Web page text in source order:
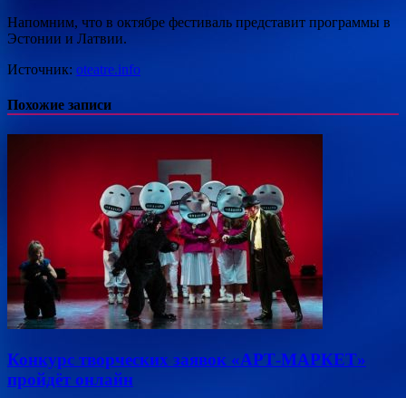
Напомним, что в октябре фестиваль представит программы в
Эстонии и Латвии.
Источник: oteatre.info
Похожие записи
Конкурс творческих заявок «АРТ-МАРКЕТ»
пройдёт онлайн